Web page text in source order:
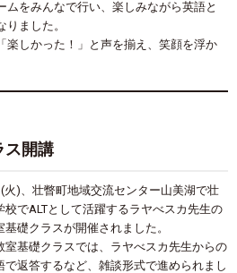
をみんなで行い、楽しみながら英語と
ました。
しかった！」と声を揃え、笑顔を浮か
開講
(火)、壮瞥町地域交流センター山美湖で壮
校でALTとして活躍するラヤべスカ先生の
基礎クラスが開催されました。
基礎クラスでは、ラヤべスカ先生からの
で返答するなど、雑談形式で進められまし